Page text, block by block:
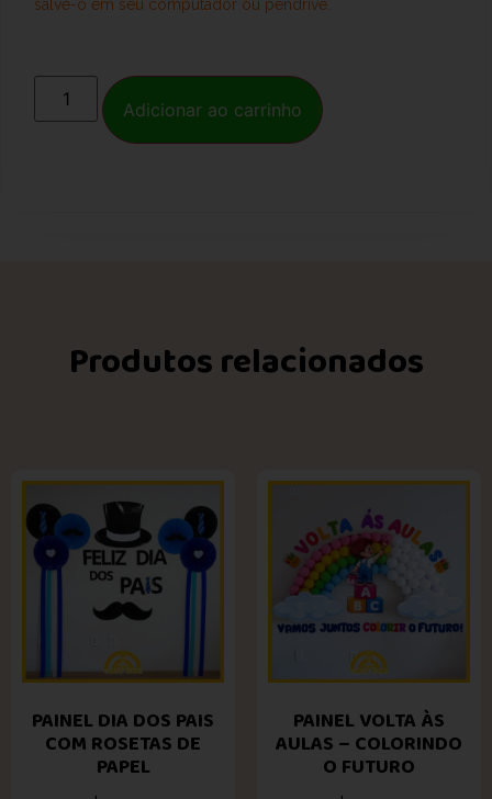
salve-o em seu computador ou pendrive.
Adicionar ao carrinho
Produtos relacionados
PAINEL DIA DOS PAIS
COM ROSETAS DE
PAPEL
PAINEL VOLTA ÀS
AULAS – COLORINDO
O FUTURO